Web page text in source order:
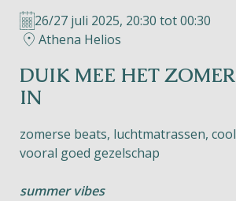
26/27 juli 2025, 20:30 tot 00:30
Athena Helios
DUIK MEE HET
IN
zomerse beats, luchtmatrassen,
vooral goed gezelschap
summer vibes